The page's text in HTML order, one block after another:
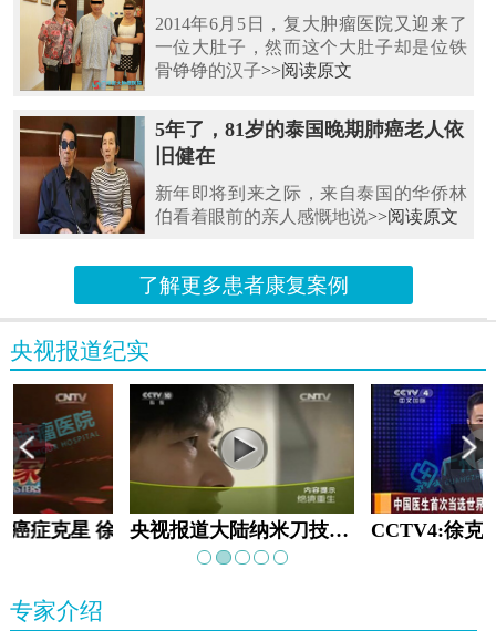
2014年6月5日，复大肿瘤医院又迎来了
一位大肚子，然而这个大肚子却是位铁
骨铮铮的汉子>>阅读原文
5年了，81岁的泰国晚期肺癌老人依
旧健在
新年即将到来之际，来自泰国的华侨林
伯看着眼前的亲人感慨地说>>阅读原文
了解更多患者康复案例
央视报道纪实
癌症克星 徐克成 央视报道大陆纳米刀技术手术：绝境重生
专家介绍